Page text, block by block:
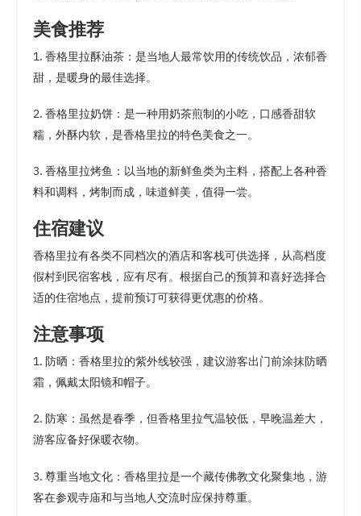
美食推荐
1. 香格里拉酥油茶：是当地人最常饮用的传统饮品，浓郁香
甜，是暖身的最佳选择。
2. 香格里拉奶饼：是一种用奶茶煎制的小吃，口感香甜软
糯，外酥内软，是香格里拉的特色美食之一。
3. 香格里拉烤鱼：以当地的新鲜鱼类为主料，搭配上各种香
料和调料，烤制而成，味道鲜美，值得一尝。
住宿建议
香格里拉有各类不同档次的酒店和客栈可供选择，从高档度
假村到民宿客栈，应有尽有。根据自己的预算和喜好选择合
适的住宿地点，提前预订可获得更优惠的价格。
注意事项
1. 防晒：香格里拉的紫外线较强，建议游客出门前涂抹防晒
霜，佩戴太阳镜和帽子。
2. 防寒：虽然是春季，但香格里拉气温较低，早晚温差大，
游客应备好保暖衣物。
3. 尊重当地文化：香格里拉是一个藏传佛教文化聚集地，游
客在参观寺庙和与当地人交流时应保持尊重。